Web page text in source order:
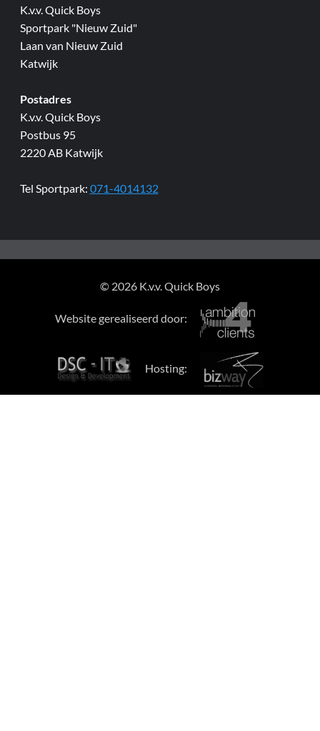
K.v.v. Quick Boys
Sportpark "Nieuw Zuid"
Laan van Nieuw Zuid
Katwijk
Postadres
K.v.v. Quick Boys
Postbus 95
2220 AB Katwijk
Tel Sportpark: 071-4014132
© 2026 K.v.v. Quick Boys
Website gerealiseerd door:
Hosting: